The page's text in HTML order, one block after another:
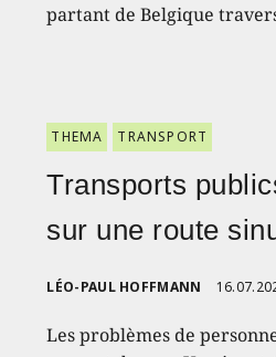
partant de Belgique
THEMA TRANSPORT
Transports
sur une route
LÉO-PAUL HOFFMANN
Les problèmes de